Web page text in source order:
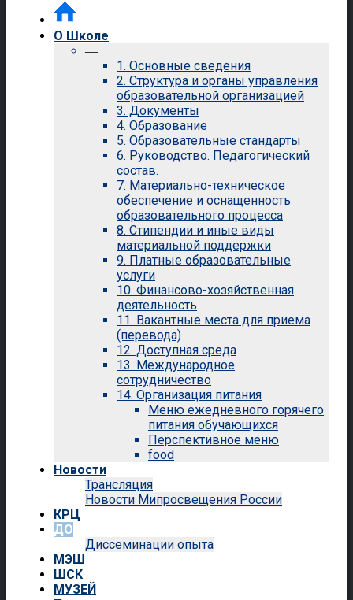
О Школе
—
1. Основные сведения
2. Структура и органы управления
образовательной организацией
3. Документы
4. Образование
5. Образовательные стандарты
6. Руководство. Педагогический
состав.
7. Материально-техническое
обеспечение и оснащенность
образовательного процесса
8. Стипендии и иные виды
материальной поддержки
9. Платные образовательные
услуги
10. Финансово-хозяйственная
деятельность
11. Вакантные места для приема
(перевода)
12. Доступная среда
13. Международное
сотрудничество
14. Организация питания
Меню ежедневного горячего
питания обучающихся
Перспективное меню
food
Новости
Трансляция
Новости Мипросвещения России
КРЦ
ДО
Диссеминации опыта
МЭШ
ШСК
МУЗЕЙ